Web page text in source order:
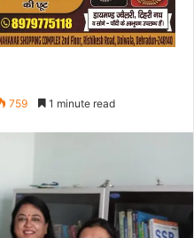
759 1 minute read